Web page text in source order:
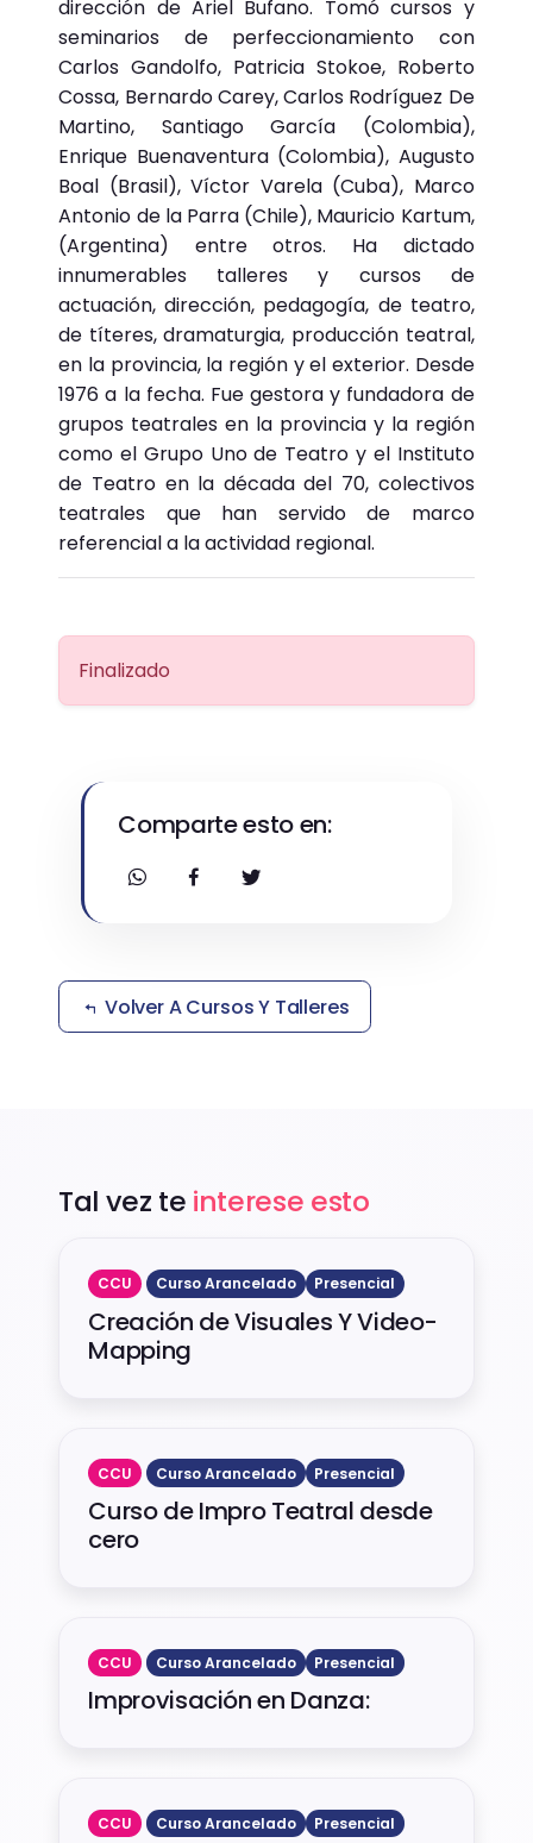
dirección de Ariel Bufano. Tomó cursos y
seminarios de perfeccionamiento con
Carlos Gandolfo, Patricia Stokoe, Roberto
Cossa, Bernardo Carey, Carlos Rodríguez De
Martino, Santiago García (Colombia),
Enrique Buenaventura (Colombia), Augusto
Boal (Brasil), Víctor Varela (Cuba), Marco
Antonio de la Parra (Chile), Mauricio Kartum,
(Argentina) entre otros. Ha dictado
innumerables talleres y cursos de
actuación, dirección, pedagogía, de teatro,
de títeres, dramaturgia, producción teatral,
en la provincia, la región y el exterior. Desde
1976 a la fecha. Fue gestora y fundadora de
grupos teatrales en la provincia y la región
como el Grupo Uno de Teatro y el Instituto
de Teatro en la década del 70, colectivos
teatrales que han servido de marco
referencial a la actividad regional.
Finalizado
Comparte esto en:
Volver A Cursos Y Talleres
Tal vez te interese esto
CCU Curso Arancelado Presencial
Creación de Visuales Y Video-
Mapping
CCU Curso Arancelado Presencial
Curso de Impro Teatral desde
cero
CCU Curso Arancelado Presencial
Improvisación en Danza:
CCU Curso Arancelado Presencial